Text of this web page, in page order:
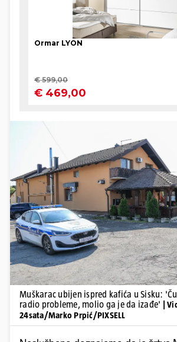
Pokretanje videa...
Muškarac ubijen ispred kafića u Sisku:
radio probleme, molio ga je da izađe'
|
24sata/Marko Prpić/PIXSELL